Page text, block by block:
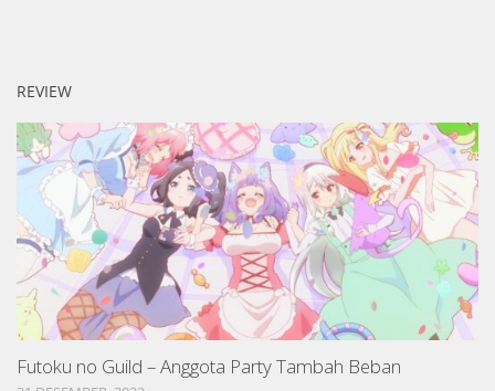
REVIEW
Futoku no Guild – Anggota Party Tambah Beban